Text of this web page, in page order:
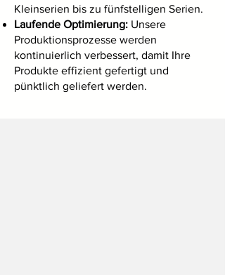
Kleinserien bis zu fünfstelligen Serien.
Laufende Optimierung: Unsere
Produktionsprozesse werden
kontinuierlich verbessert, damit Ihre
Produkte effizient gefertigt und
pünktlich geliefert werden.